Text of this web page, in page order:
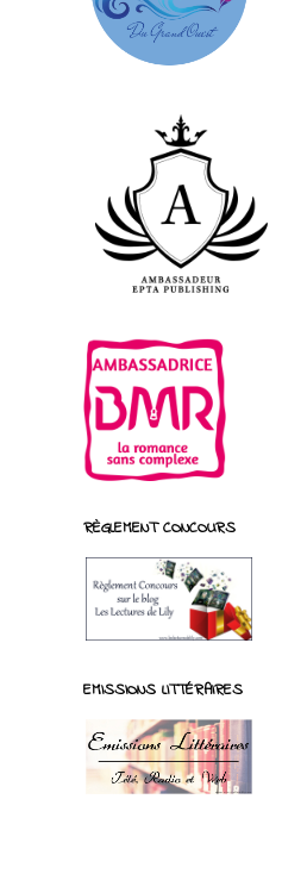
RÈGLEMENT CONCOURS
EMISSIONS LITTÉRAIRES